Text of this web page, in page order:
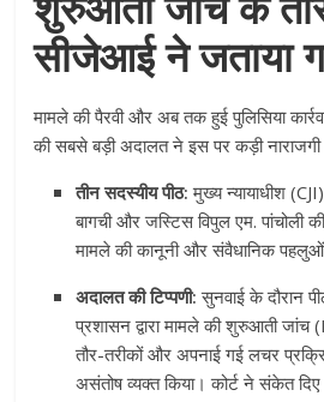
सीजेआई ने जताया
मामले की पैरवी और अब तक हुई पुलिसिया
की सबसे बड़ी अदालत ने इस पर कड़ी नाराजगी
तीन सदस्यीय पीठ: मुख्य न्यायाधीश
बागची और जस्टिस विपुल एम. पांचोली
मामले की कानूनी और संवैधानिक पहलुओं
अदालत की टिप्पणी: सुनवाई के दौरान
प्रशासन द्वारा मामले की शुरुआती
तौर-तरीकों और अपनाई गई लचर
असंतोष व्यक्त किया। कोर्ट ने संकेत